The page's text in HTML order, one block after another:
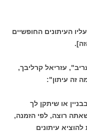
העיתונים החופשיים
עזריאל קרליבך,
זה עיתון":
או שיתקן לך
רוצה, לפי הזמנה,
עיתונים